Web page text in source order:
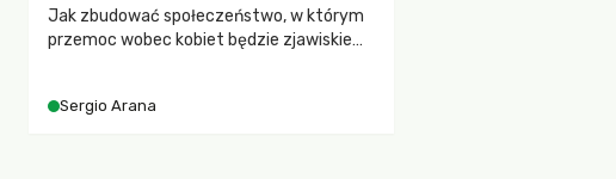
Jak zbudować społeczeństwo, w którym
przemoc wobec kobiet będzie zjawiskiem
solidarnością społeczną i realną pomocą
Sergio Arana